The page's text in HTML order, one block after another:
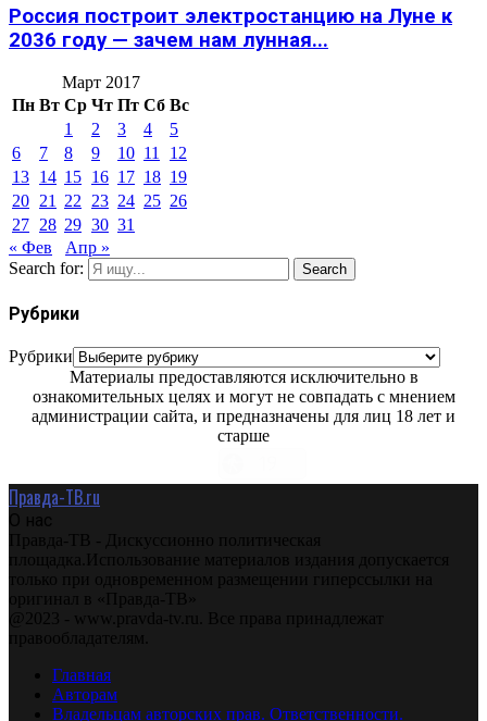
Россия построит электростанцию на Луне к
2036 году — зачем нам лунная...
Март 2017
Пн Вт Ср Чт Пт Сб Вс
1
2 3 4
5
6
7 8 9 10 11
12
13 14 15 16 17 18 19
20 21 22 23 24 25 26
27 28 29 30 31
« Фев
Апр »
Search for:
Search
Рубрики
Рубрики
Материалы предоставляются исключительно в
ознакомительных целях и могут не совпадать с мнением
администрации сайта, и предназначены для лиц 18 лет и
старше
Правда-ТВ.ru
О нас
Правда-ТВ - Дискуссионно политическая
площадка.Использование материалов издания допускается
только при одновременном размещении гиперссылки на
оригинал в «Правда-ТВ»
@2023 - www.pravda-tv.ru. Все права принадлежат
правообладателям.
Главная
Авторам
Владельцам авторских прав. Ответственности.